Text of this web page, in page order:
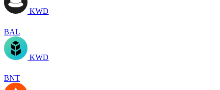
KWD
BAL
KWD
BNT